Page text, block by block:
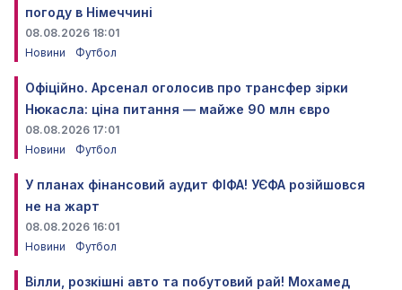
погоду в Німеччині
08.08.2026 18:01
Новини
Футбол
Офіційно. Арсенал оголосив про трансфер зірки
Нюкасла: ціна питання — майже 90 млн євро
08.08.2026 17:01
Новини
Футбол
У планах фінансовий аудит ФІФА! УЄФА розійшовся
не на жарт
08.08.2026 16:01
Новини
Футбол
Вілли, розкішні авто та побутовий рай! Мохамед